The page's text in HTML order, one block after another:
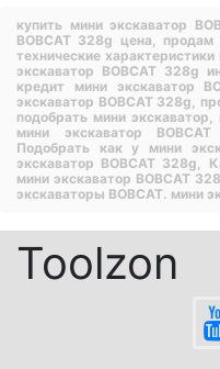
купить мини экскаватор
BOBCAT 328g цена, продам
технические
экскаватор BOBCAT 328g
кредит мини экскаватор
экскаватор BOBCAT 328g,
подобрать мини экскаватор,
мини экскаватор
Подобрать как у мини
экскаватор BOBCAT 328g,
мини экскаватор BOBCAT
экскаваторы BOBCAT. мини
Toolzon